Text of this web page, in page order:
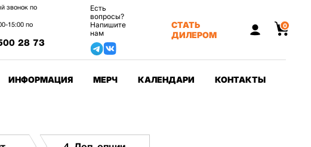
звонок по
15:00 по
28 73
Есть
вопросы?
Напишите
нам
СТАТЬ
ДИЛЕРОМ
0
ИНФОРМАЦИЯ МЕРЧ КАЛЕНДАРИ КОНТАКТЫ